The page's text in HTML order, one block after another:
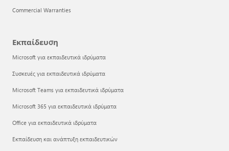
Commercial Warranties
Εκπαίδευση
Microsoft για εκπαιδευτικά ιδρύματα
Συσκευές για εκπαιδευτικά ιδρύματα
Microsoft Teams για εκπαιδευτικά ιδρύματα
Microsoft 365 για εκπαιδευτικά ιδρύματα
Office για εκπαιδευτικά ιδρύματα
Εκπαίδευση και ανάπτυξη εκπαιδευτικών